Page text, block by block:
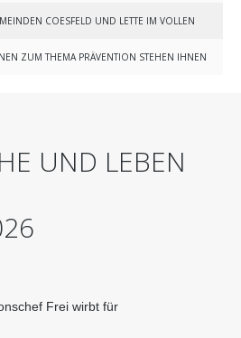
COESFELD UND LETTE IM VOLLEN
ZUM THEMA PRÄVENTION STEHEN IHNEN
UND LEBEN
Frei wirbt für